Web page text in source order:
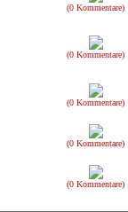
(0 Kommentare)
(0 Kommentare)
(0 Kommentare)
(0 Kommentare)
(0 Kommentare)